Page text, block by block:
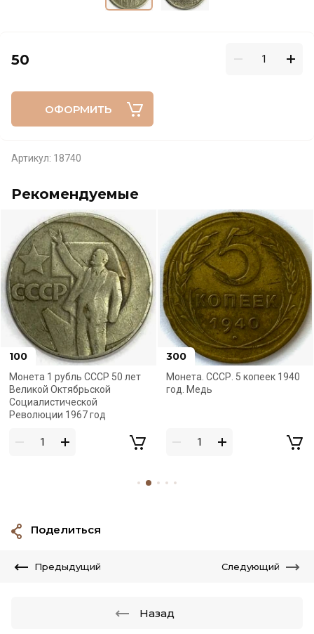
50
ОФОРМИТЬ
Артикул: 18740
Рекомендуемые
100
Монета 1 рубль СССР 50 лет
Великой Октябрьской
Социалистической
Революции 1967 год
300
Монета. СССР. 5 копеек 1940
год. Медь
Поделиться
Предыдущий Следующий
Назад